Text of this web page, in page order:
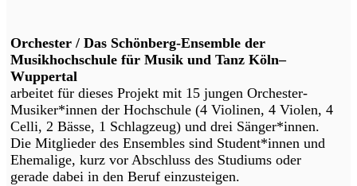
Orchester / Das Schönberg-Ensemble der
Musikhochschule für Musik und Tanz Köln–
Wuppertal
arbeitet für dieses Projekt mit 15 jungen Orchester-
Musiker*innen der Hochschule (4 Violinen, 4 Violen, 4
Celli, 2 Bässe, 1 Schlagzeug) und drei Sänger*innen.
Die Mitglieder des Ensembles sind Student*innen und
Ehemalige, kurz vor Abschluss des Studiums oder
gerade dabei in den Beruf einzusteigen.